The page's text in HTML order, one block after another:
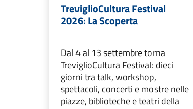
TreviglioCultura Festival
2026: La Scoperta
Dal 4 al 13 settembre torna
TreviglioCultura Festival: dieci
giorni tra talk, workshop,
spettacoli, concerti e mostre nelle
piazze, biblioteche e teatri della